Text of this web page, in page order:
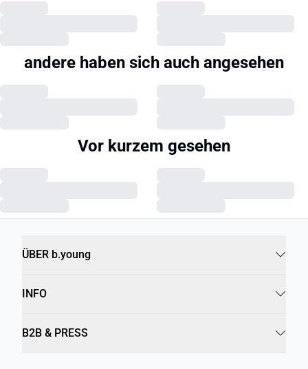
andere haben sich auch angesehen
Vor kurzem gesehen
ÜBER b.young
INFO
B2B & PRESS